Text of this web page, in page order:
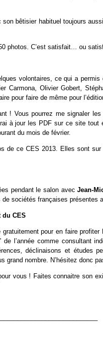
son bêtisier habituel toujours
photos. C’est satisfait… ou
volontaires, ce qui a
Carmona, Olivier Gobert,
pour faire de même pour
! Vous pourrez me signaler
à jour les PDF sur ce site
du mois de février.
de ce CES 2013. Elles sont sur
pendant le salon avecJean-
sociétés françaises
du CES
pour en faire
de l’année comme consultant
déclinaisons et études
grand nombre. N’hésitez donc
vous ! Faites connaitre son